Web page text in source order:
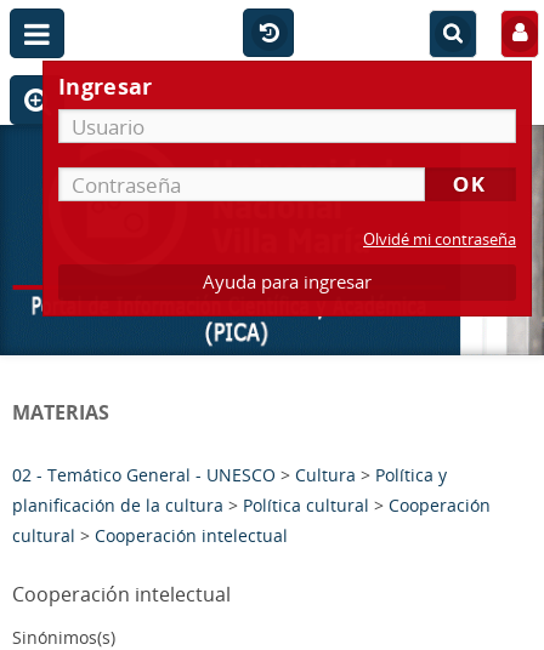
Ingresar
Olvidé mi contraseña
Ayuda para ingresar
MATERIAS
02 - Temático General - UNESCO > Cultura > Política y
planificación de la cultura > Política cultural > Cooperación
cultural > Cooperación intelectual
Cooperación intelectual
Sinónimos(s)